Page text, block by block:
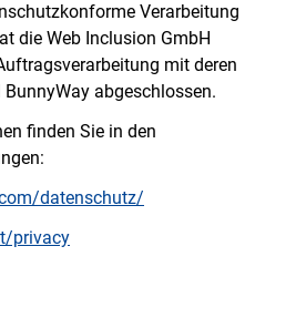
Verarbeitung
die Web Inclusion GmbH
mit deren
BunnyWay abgeschlossen.
finden Sie in den
datenschutz/
privacy